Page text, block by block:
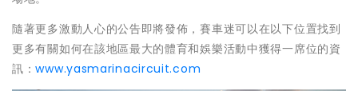
隨著更多激動人心的公告即將發佈，賽車迷可以在以下位置找到
更多有關如何在該地區最大的體育和娛樂活動中獲得一席位的資
訊：www.yasmarinacircuit.com